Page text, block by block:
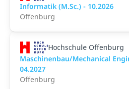
Informatik (M.Sc.) - 10.2026
Offenburg
Hochschule Offenburg
Maschinenbau/Mechanical
04.2027
Offenburg